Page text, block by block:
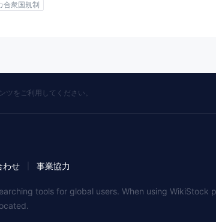
合衆国規制
をご利用してください。
わせ 事業協力
tools for global users. When using WikiStock